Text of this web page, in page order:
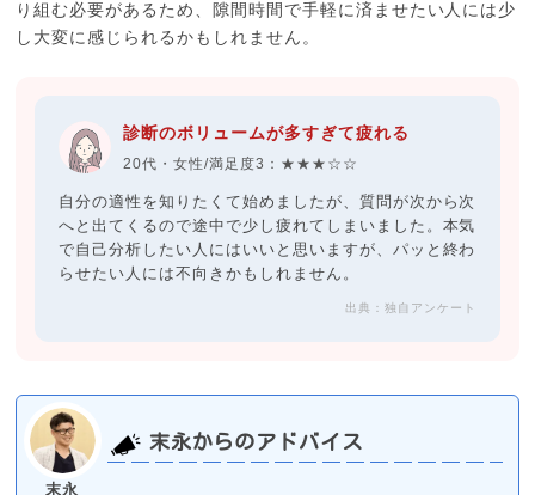
り組む必要があるため、隙間時間で手軽に済ませたい人には少
し大変に感じられるかもしれません。
診断のボリュームが多すぎて疲れる
20代・女性/満足度3：★★★☆☆
自分の適性を知りたくて始めましたが、質問が次から次
へと出てくるので途中で少し疲れてしまいました。本気
で自己分析したい人にはいいと思いますが、パッと終わ
らせたい人には不向きかもしれません。
出典：独自アンケート
末永
末永からのアドバイス